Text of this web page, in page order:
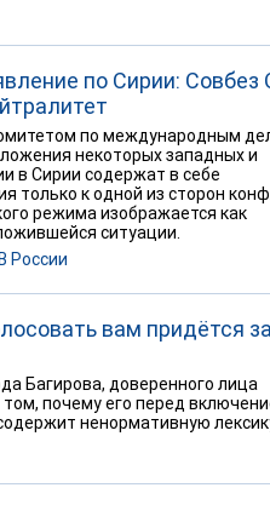
по Сирии: Совбез
по международным
некоторых западных и
в Сирии содержат в себе
только к одной из сторон
режима изображается как
ситуации.
В России
вам придётся за
Багирова, доверенного лица
почему его перед
ненормативную